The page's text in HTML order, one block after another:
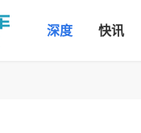
深度 快讯